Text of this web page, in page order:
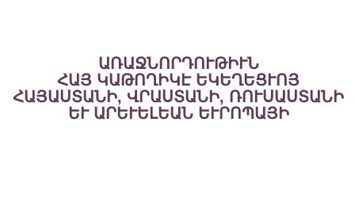
ԱՌԱՋՆՈՐԴՈՒԹԻՒՆ
ՀԱՅ ԿԱԹՈՂԻԿԷ ԵԿԵՂԵՑՒՈՅ
ՀԱՅԱՍՏԱՆԻ, ՎՐԱՍՏԱՆԻ, ՌՈՒՍԱՍՏԱՆԻ
ԵՒ ԱՐԵՒԵԼԵԱՆ ԵՒՐՈՊԱՅԻ